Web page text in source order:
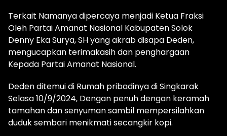
Terkait Namanya dipercaya menjadi Ketua Fraksi
Oleh Partai Amanat Nasional Kabupaten Solok
Denny Eka Surya, SH yang akrab disapa Deden,
mengucapkan terimakasih dan penghargaan
Kepada Partai Amanat Nasional.
Deden ditemui di Rumah pribadinya di Singkarak
Selasa 10/9/2024, Dengan penuh dengan keramah
tamahan dan senyuman sambil mempersilahkan
duduk sembari menikmati secangkir kopi.